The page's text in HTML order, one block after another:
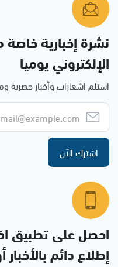
نشرة إخبارية
الإلكتروني يوميا
استلم اشعارات وأخبار
اشترك الآن
احصل على تطبيق
إطلاع دائم بالأخبار